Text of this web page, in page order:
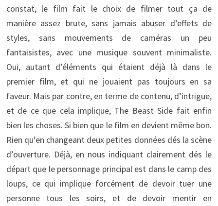
constat, le film fait le choix de filmer tout ça de
manière assez brute, sans jamais abuser d’effets de
styles, sans mouvements de caméras un peu
fantaisistes, avec une musique souvent minimaliste.
Oui, autant d’éléments qui étaient déjà là dans le
premier film, et qui ne jouaient pas toujours en sa
faveur. Mais par contre, en terme de contenu, d’intrigue,
et de ce que cela implique, The Beast Side fait enfin
bien les choses. Si bien que le film en devient même bon.
Rien qu’en changeant deux petites données dés la scène
d’ouverture. Déjà, en nous indiquant clairement dés le
départ que le personnage principal est dans le camp des
loups, ce qui implique forcément de devoir tuer une
personne tous les soirs, et de devoir mentir en